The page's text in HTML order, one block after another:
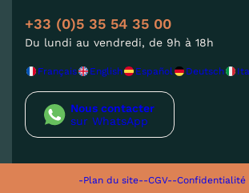
+33 (0)5 35 54 35 00
Du lundi au vendredi, de 9h à 18h
Français English Español Deutsch
Nous contacter
sur WhatsApp
-Plan du site--CGV--Confidentialité